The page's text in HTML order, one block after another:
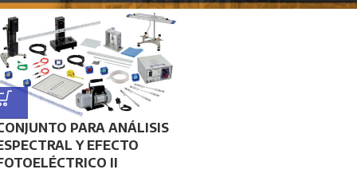
PARA ANÁLISIS
Y EFECTO
II